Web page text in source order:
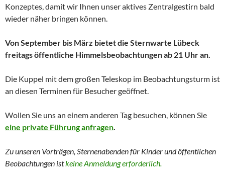
Konzeptes, damit wir Ihnen unser aktives Zentralgestirn bald
wieder näher bringen können.
Von September bis März bietet die Sternwarte Lübeck
freitags öffentliche Himmelsbeobachtungen ab 21 Uhr an.
Die Kuppel mit dem großen Teleskop im Beobachtungsturm ist
an diesen Terminen für Besucher geöffnet.
Wollen Sie uns an einem anderen Tag besuchen, können Sie
eine private Führung anfragen.
Zu unseren Vorträgen, Sternenabenden für Kinder undöffentlichen
Beobachtungen istkeine Anmeldung erforderlich.